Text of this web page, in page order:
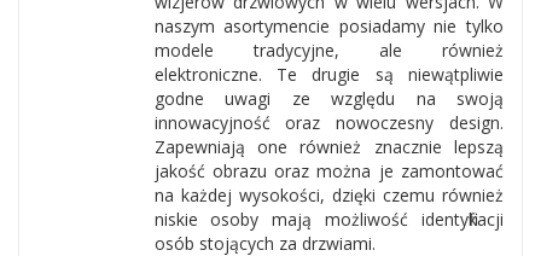
naszym asortymencie posiadamy nie tylko
modele tradycyjne, ale również
elektroniczne. Te drugie są niewątpliwie
godne uwagi ze względu na swoją
innowacyjność oraz nowoczesny design.
Zapewniają one również znacznie lepszą
jakość obrazu oraz można je zamontować
na każdej wysokości, dzięki czemu również
niskie osoby mają możliwość identyfikacji
osób stojących za drzwiami.